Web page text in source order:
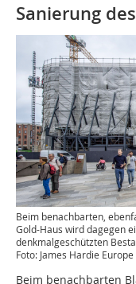
Sanierung
Beim benachbarten,
Gold-Haus wird dagegen
denkmalgeschützten
Foto: James Hardie Europe
Beim benachbarten